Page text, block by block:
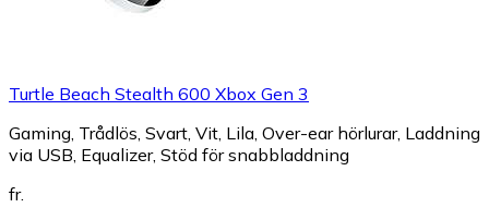
Turtle Beach Stealth 600 Xbox Gen 3
Gaming, Trådlös, Svart, Vit, Lila, Over-ear hörlurar, Laddning
via USB, Equalizer, Stöd för snabbladdning
fr.